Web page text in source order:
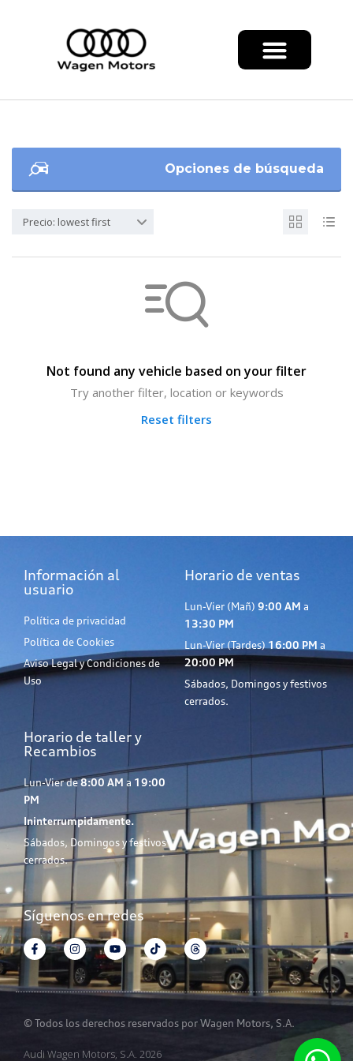
Opciones de búsqueda
Precio: lowest first
Not found any vehicle based on your filter
Try another filter, location or keywords
Reset filters
Información al
usuario
Política de privacidad
Política de Cookies
Aviso Legal y Condiciones de
Uso
Horario de ventas
Lun-Vier (Mañ) 9:00 AM a
13:30 PM
Lun-Vier (Tardes) 16:00 PM a
20:00 PM
Sábados, Domingos y festivos
cerrados.
Horario de taller y
Recambios
Lun-Vier de8:00 AM a 19:00
PM
Ininterrumpidamente.
Sábados, Domingos y festivos
cerrados.
Síguenos en redes
© Todos los derechos reservados por Wagen Motors, S.A.
Audi Wagen Motors, S.A. 2026